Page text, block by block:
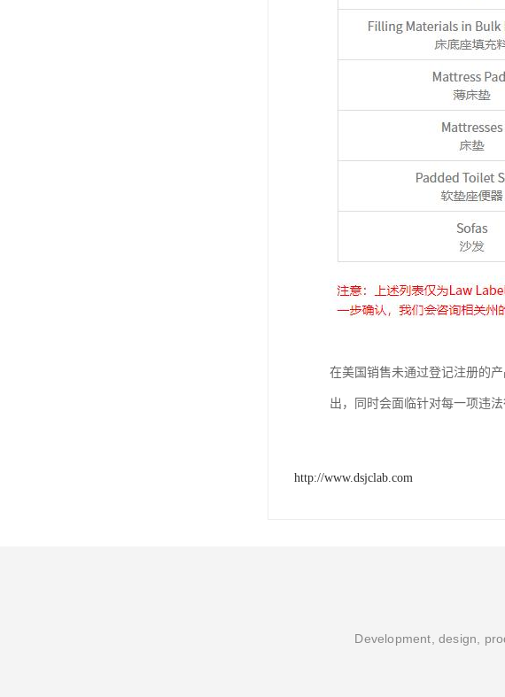
在美国销售未通过登记注册的
出，同时会面临针对每一项违
http://www.dsjclab.com
Development, design,